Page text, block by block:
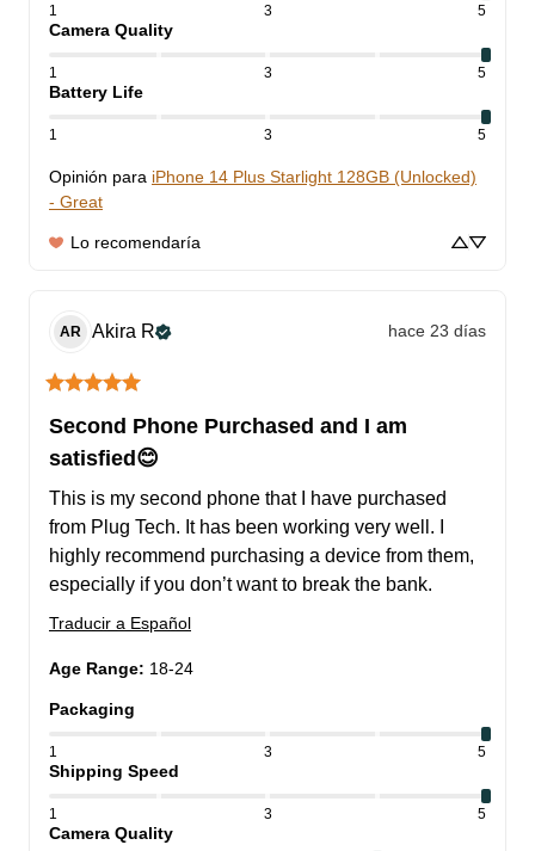
1 3 5
Camera Quality
1 3 5
Battery Life
1 3 5
Opinión para iPhone 14 Plus Starlight 128GB (Unlocked)
- Great
Lo recomendaría
AR Akira R hace 23 días
Second Phone Purchased and I am
satisfied😊
This is my second phone that I have purchased
from Plug Tech. It has been working very well. I
highly recommend purchasing a device from them,
especially if you don’t want to break the bank.
Traducir a Español
Age Range: 18-24
Packaging
1 3 5
Shipping Speed
1 3 5
Camera Quality